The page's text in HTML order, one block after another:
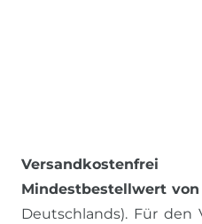
Mindestbestellwert von
Deutschlands). Für den